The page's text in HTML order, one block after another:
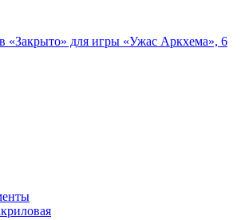
«Закрыто» для игры «Ужас Аркхема», 6